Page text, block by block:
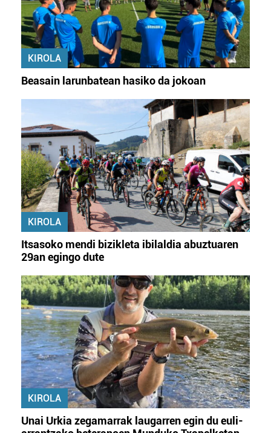
KIROLA
Beasain larunbatean hasiko da jokoan
KIROLA
Itsasoko mendi bizikleta ibilaldia abuztuaren
29an egingo dute
KIROLA
Unai Urkia zegamarrak laugarren egin du euli-